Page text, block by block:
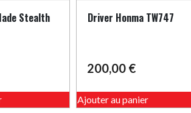
Stealth Driver Honma TW747
200,00 €
Ajouter au panier